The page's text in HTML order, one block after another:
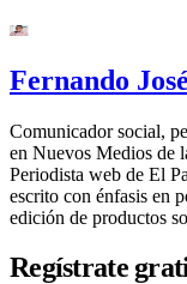
Fernando
Comunicador social,
en Nuevos Medios de
Periodista web de El
escrito con énfasis en
edición de productos
Regístrate